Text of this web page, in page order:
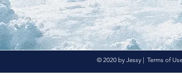
© 2020 by Jessy | Terms of